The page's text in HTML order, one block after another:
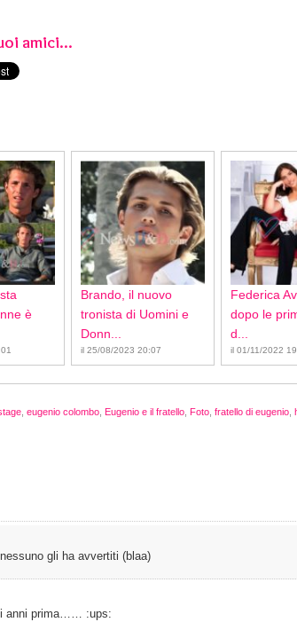
amici...
è
Brando, il nuovo
tronista di Uomini e
Donn...
il 25/08/2023 20:07
Federica
dopo le
d...
il 01/11/2022
eugenio colombo Eugenio e il fratello Foto fratello di eugenio
gli ha avvertiti (blaa)
anni prima…… :ups: